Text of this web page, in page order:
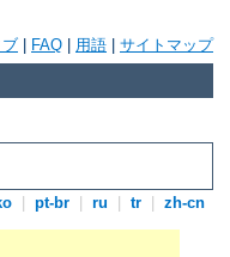
FAQ 用語 サイトマップ
pt-br ru tr zh-cn